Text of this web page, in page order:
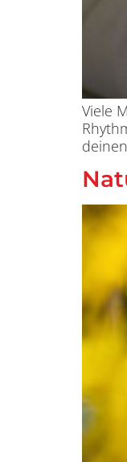
Viele